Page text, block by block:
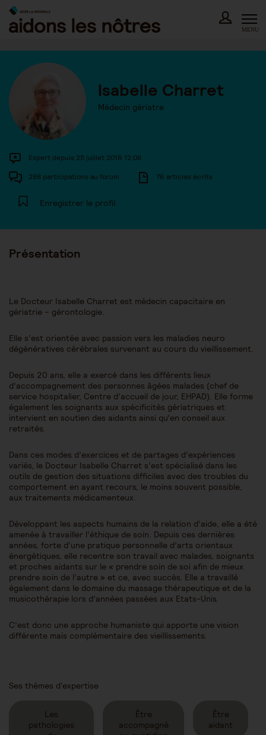
Skip
content
MENU
Isabelle Charret
Médecin gériatre
Expert depuis 25 juillet 2016 12:06
288 participations au forum 76 articles écrits
Enregistrer le profil
Présentation
Le Docteur Isabelle Charret est médecin capacitaire en
gériatrie – gérontologie.
Elle s’est orientée avec passion vers les maladies neuro
dégénératives cérébrales survenant au cours du vieillissement.
Depuis 20 ans, elle a exercé dans les différents lieux
d’accompagnement des personnes âgées malades (chef de
service hospitalier, Centre d’accueil de jour, EHPAD). Elle forme
également les soignants aux spécificités gériatriques et
intervient en soutien des aidants ainsi qu’en conseil aux
retraités.
Dans ces modes d’exercices et de partages d’expériences
variés, le Docteur Isabelle Charret s’est spécialisé dans les
outils de gestion des situations difficiles avec des troubles du
comportement en ayant recours, le moins souvent possible,
aux traitements médicamenteux.
Développant les aspects humains de la relation d’aide, elle a été
amenée à travailler l’éthique de soin. Depuis ces dernières
années, forte d’une pratique personnelle d’arts orientaux
énergétiques, elle recentre son travail avec malades, soignants
et proches aidants sur le « prendre soin de soi afin de mieux
prendre soin de l’autre » et ce, avec succès. Elle a travaillé
également dans le domaine du massage thérapeutique et de la
musicothérapie lors d’années passées aux Etats-Unis.
C’est donc une approche humaniste qui apporte une vision
différente mais complémentaire des vieillissements.
Ses thèmes d'expertise
Les
pathologies
Être
accompagné
Être
aidant